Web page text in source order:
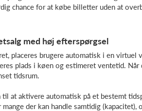
chance for at købe billetter uden at
med høj efterspørgsel
placeres brugere automatisk i en virtuel
plads i køen og estimeret ventetid. Når
tidsrum.
at aktivere automatisk på et bestemt
der kan handle samtidig (kapacitet),